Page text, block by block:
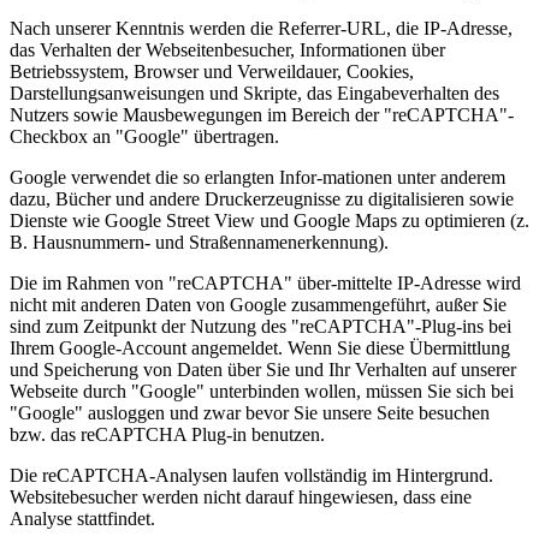
Nach unserer Kenntnis werden die Referrer-URL, die IP-Adresse,
das Verhalten der Webseitenbesucher, Informationen über
Betriebssystem, Browser und Verweildauer, Cookies,
Darstellungsanweisungen und Skripte, das Eingabeverhalten des
Nutzers sowie Mausbewegungen im Bereich der "reCAPTCHA"-
Checkbox an "Google" übertragen.
Google verwendet die so erlangten Infor-mationen unter anderem
dazu, Bücher und andere Druckerzeugnisse zu digitalisieren sowie
Dienste wie Google Street View und Google Maps zu optimieren (z.
B. Hausnummern- und Straßennamenerkennung).
Die im Rahmen von "reCAPTCHA" über-mittelte IP-Adresse wird
nicht mit anderen Daten von Google zusammengeführt, außer Sie
sind zum Zeitpunkt der Nutzung des "reCAPTCHA"-Plug-ins bei
Ihrem Google-Account angemeldet. Wenn Sie diese Übermittlung
und Speicherung von Daten über Sie und Ihr Verhalten auf unserer
Webseite durch "Google" unterbinden wollen, müssen Sie sich bei
"Google" ausloggen und zwar bevor Sie unsere Seite besuchen
bzw. das reCAPTCHA Plug-in benutzen.
Die reCAPTCHA-Analysen laufen vollständig im Hintergrund.
Websitebesucher werden nicht darauf hingewiesen, dass eine
Analyse stattfindet.